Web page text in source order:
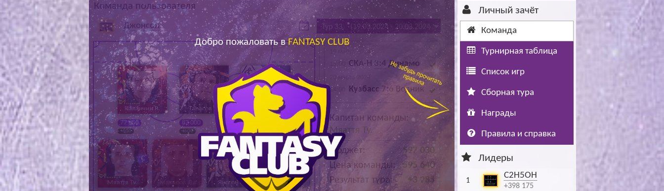
Архив Архив
Max
Hound: блог болельщика
Ragnar: блог болельщика
Добро пожаловать вFANTASY CLUB
Команда пользователя
Джонсон
Мяаття Ту.
Макаров Д.
Янссон С.
Чернышёв В.
Каланчин В.
77 850
+600
Тарасов В.
83 000
+600
Ничков А.
70 600
+600
19 марта 2024
15:00
СКА-Н3 :4 Динамо
20 марта 2024
14:00
Кузбасс 7:6 Водник
Капитан команды:
Мяаття Ту.
Бюджет:
597 030
Цена команды:
595 640
Результат тура:
+3 285
Личный зачёт
Команда
Турнирная таблица
Список игр
Сборная тура
Награды
Правила и справка
Лидеры
1
C2H5OH
+398 175